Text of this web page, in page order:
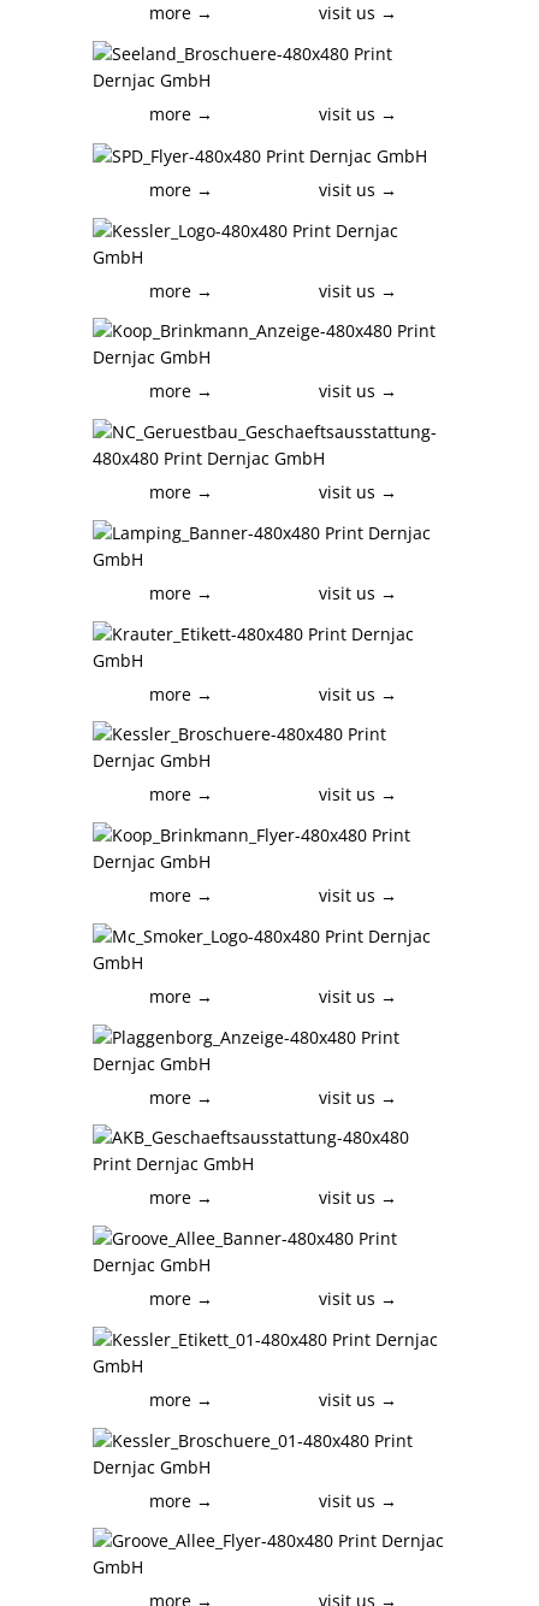
more → visit us →
more → visit us →
more → visit us →
more → visit us →
more → visit us →
more → visit us →
more → visit us →
more → visit us →
more → visit us →
more → visit us →
more → visit us →
more → visit us →
more → visit us →
more → visit us →
more → visit us →
more → visit us →
more → visit us →